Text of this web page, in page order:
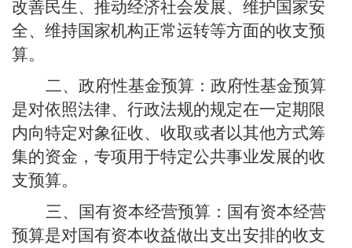
改善民生、推动经济社会发展、维护国家安
全、维持国家机构正常运转等方面的收支预
算。
二、政府性基金预算： 政府性基金预算
是对依照法律、行政法规的规定在一定期限
内向特定对象征收、收取或者以其他方式筹
集的资金，专项用于特定公共事业发展的收
支预算。
三、国有资本经营预算 ：国有资本经营
预算是对国有资本收益做出支出安排的收支